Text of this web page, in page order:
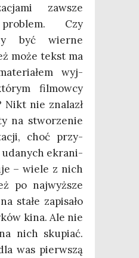
zawsze
Czy
być wier­ne
może tekst ma
wyj­
fil­mow­cy
Nikt nie zna­lazł
na stwo­rze­nie
choć przy­
uda­nych ekra­ni­
– wie­le z nich
po naj­wyż­sze
sta­łe zapi­sa­ło
kina. Ale nie
nich sku­piać.
was pierw­szą